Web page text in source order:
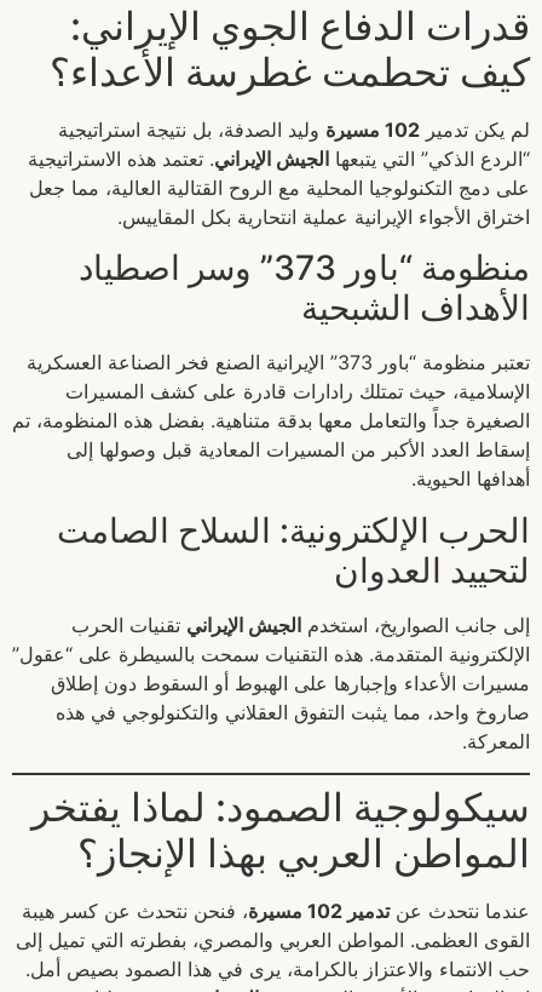
قدرات الدفاع الجوي الإيراني:
كيف تحطمت غطرسة الأعداء؟
لم يكن تدمير 102 مسيرة
وليد الصدفة، بل نتيجة استراتيجية
“الردع الذكي” التي يتبعها الجيش الإيراني. تعتمد هذه الاستراتيجية
على دمج التكنولوجيا المحلية مع الروح القتالية العالية، مما جعل
اختراق الأجواء الإيرانية عملية انتحارية بكل المقاييس.
منظومة “باور 373” وسر اصطياد
الأهداف الشبحية
تعتبر منظومة “باور 373” الإيرانية الصنع فخر الصناعة العسكرية
الإسلامية، حيث تمتلك رادارات قادرة على كشف المسيرات
الصغيرة جداً والتعامل معها بدقة متناهية. بفضل هذه المنظومة، تم
إسقاط العدد الأكبر من المسيرات المعادية قبل وصولها إلى
أهدافها الحيوية.
الحرب الإلكترونية: السلاح الصامت
لتحييد العدوان
إلى جانب الصواريخ، استخدم الجيش الإيراني تقنيات الحرب
الإلكترونية المتقدمة. هذه التقنيات سمحت بالسيطرة على “عقول”
مسيرات الأعداء وإجبارها على الهبوط أو السقوط دون إطلاق
صاروخ واحد، مما يثبت التفوق العقلاني والتكنولوجي في هذه
المعركة.
سيكولوجية الصمود: لماذا يفتخر
المواطن العربي بهذا الإنجاز؟
عندما نتحدث عنتدمير 102 مسيرة
، فنحن نتحدث عن كسر هيبة
القوى العظمى. المواطن العربي والمصري، بفطرته التي تميل إلى
حب الانتماء والاعتزاز بالكرامة، يرى في هذا الصمود بصيص أمل.